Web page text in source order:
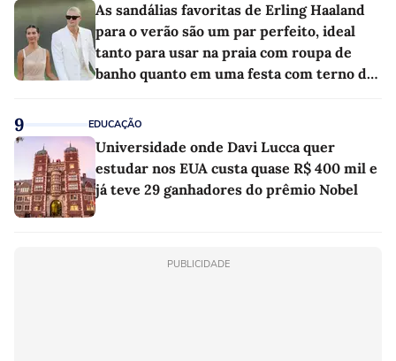
As sandálias favoritas de Erling Haaland
para o verão são um par perfeito, ideal
tanto para usar na praia com roupa de
banho quanto em uma festa com terno de
9 EDUCAÇÃO
Universidade onde Davi Lucca quer
estudar nos EUA custa quase R$ 400 mil e
já teve 29 ganhadores do prêmio Nobel
PUBLICIDADE